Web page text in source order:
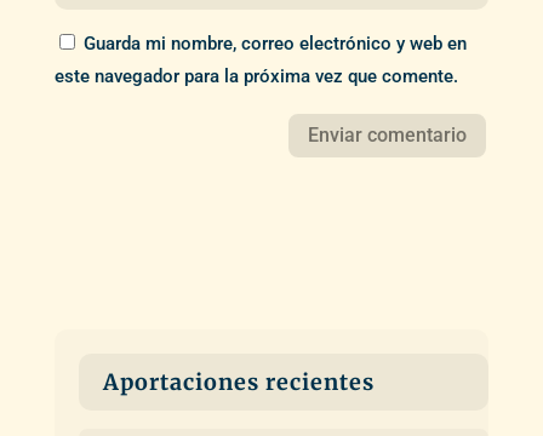
Guarda mi nombre, correo electrónico y web en
este navegador para la próxima vez que comente.
Aportaciones recientes